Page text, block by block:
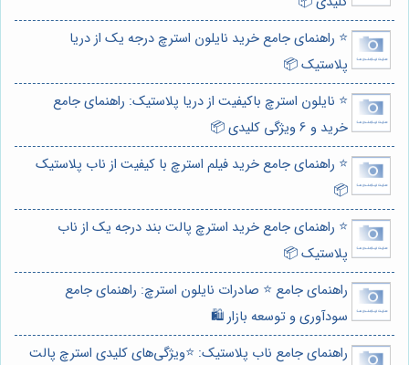
⭐️ راهنمای جامع خرید نایلون استرچ درجه یک از دریا
پلاستیک 📦
⭐️ نایلون استرچ باکیفیت از دریا پلاستیک: راهنمای جامع
خرید و 6 ویژگی کلیدی 📦
⭐️ راهنمای جامع خرید فیلم استرچ با کیفیت از ناب پلاستیک
📦
⭐️ راهنمای جامع خرید استرچ پالت بند درجه یک از ناب
پلاستیک 📦
راهنمای جامع ⭐️ صادرات نایلون استرچ: راهنمای جامع
سودآوری و توسعه بازار 🛍️
راهنمای جامع ناب پلاستیک: ⭐️ویژگی‌های کلیدی استرچ پالت